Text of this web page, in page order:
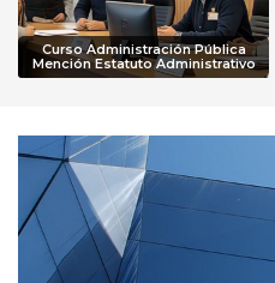
Curso Administración Pública
Mención Estatuto Administrativo